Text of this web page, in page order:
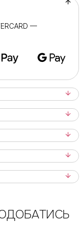
процедур.
—